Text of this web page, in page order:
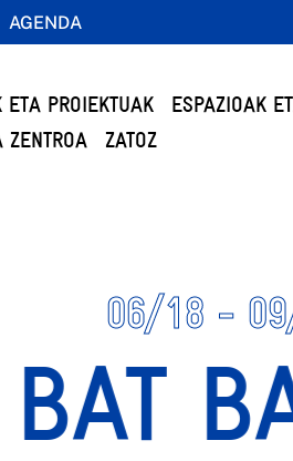
AGENDA
ETA PROIEKTUAK
ESPAZIOAK
ZENTROA
ZATOZ
06/18 -